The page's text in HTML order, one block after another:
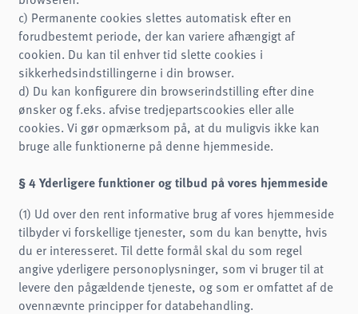
c) Permanente cookies slettes automatisk efter en
forudbestemt periode, der kan variere afhængigt af
cookien. Du kan til enhver tid slette cookies i
sikkerhedsindstillingerne i din browser.
d) Du kan konfigurere din browserindstilling efter dine
ønsker og f.eks. afvise tredjepartscookies eller alle
cookies. Vi gør opmærksom på, at du muligvis ikke kan
bruge alle funktionerne på denne hjemmeside.
§ 4 Yderligere funktioner og tilbud på vores hjemmeside
(1) Ud over den rent informative brug af vores hjemmeside
tilbyder vi forskellige tjenester, som du kan benytte, hvis
du er interesseret. Til dette formål skal du som regel
angive yderligere personoplysninger, som vi bruger til at
levere den pågældende tjeneste, og som er omfattet af de
ovennævnte principper for databehandling.